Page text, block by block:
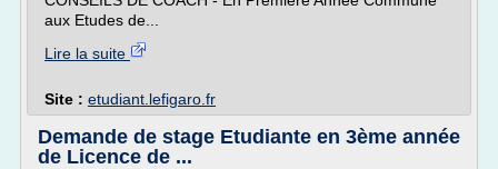
aux Etudes de...
Lire la suite
Site : etudiant.lefigaro.fr
Demande de stage Etudiante en 3ème année
de Licence de ...